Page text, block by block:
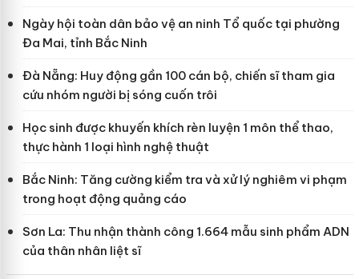
Ngày hội toàn dân bảo vệ an ninh Tổ quốc tại phường
Đa Mai, tỉnh Bắc Ninh
Đà Nẵng: Huy động gần 100 cán bộ, chiến sĩ tham gia
cứu nhóm người bị sóng cuốn trôi
Học sinh được khuyến khích rèn luyện 1 môn thể thao,
thực hành 1 loại hình nghệ thuật
Bắc Ninh: Tăng cường kiểm tra và xử lý nghiêm vi phạm
trong hoạt động quảng cáo
Sơn La: Thu nhận thành công 1.664 mẫu sinh phẩm ADN
của thân nhân liệt sĩ